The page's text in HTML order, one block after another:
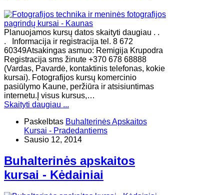
Planuojamos kursų datos skaityti daugiau . .
. Informacija ir registracija tel. 8 672
60349Atsakingas asmuo: Remigija Krupodra
Registracija sms žinute +370 678 68888
(Vardas, Pavardė, kontaktinis telefonas, kokie
kursai). Fotografijos kursų komercinio
pasiūlymo Kaune, peržiūra ir atsisiuntimas
internetu.Į visus kursus,…
Skaityti daugiau ...
Paskelbtas Buhalterinės Apskaitos
Kursai - Pradedantiems
Sausio 12, 2014
Buhalterinės apskaitos
kursai - Kėdainiai